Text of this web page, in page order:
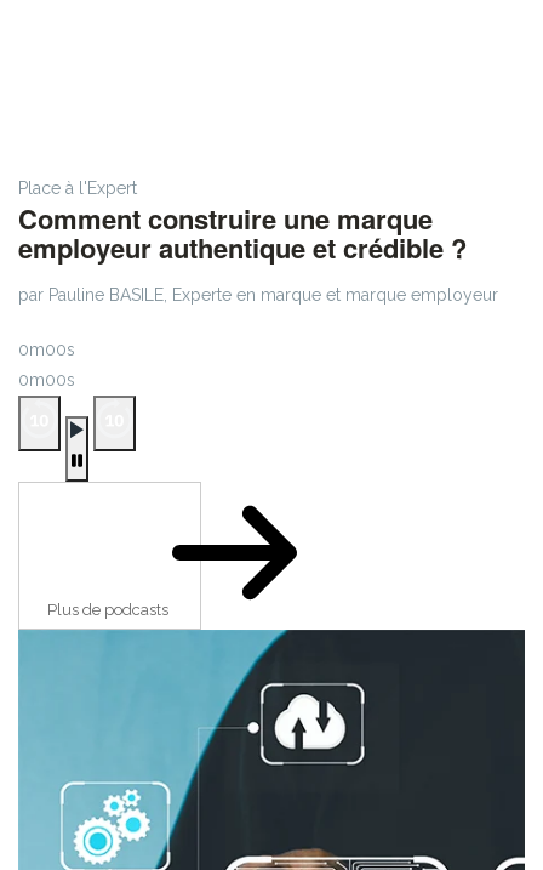
Place à l'Expert
Comment construire une marque
employeur authentique et crédible ?
par Pauline BASILE, Experte en marque et marque employeur
0m00s
0m00s
Plus de podcasts